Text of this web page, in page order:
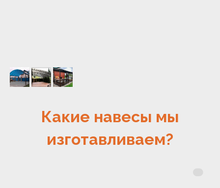
Какие навесы мы
изготавливаем?